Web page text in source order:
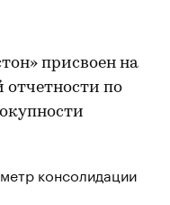
присвоен на
отчетности по
консолидации